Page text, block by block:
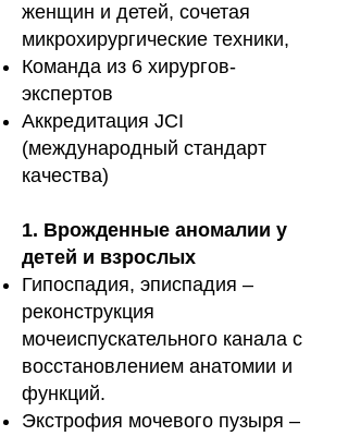
женщин и детей, сочетая
микрохирургические техники,
Команда из 6 хирургов-
экспертов
Аккредитация JCI
(международный стандарт
качества)
1. Врожденные аномалии у
детей и взрослых
Гипоспадия, эписпадия –
реконструкция
мочеиспускательного канала с
восстановлением анатомии и
функций.
Экстрофия мочевого пузыря –